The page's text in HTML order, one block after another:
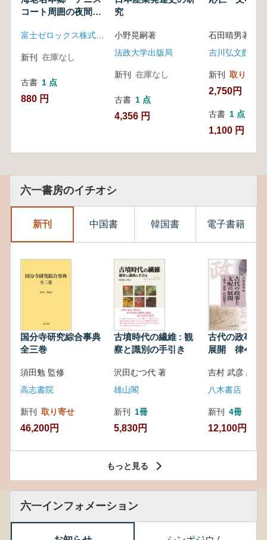
の事前調査
コート周囲の夜間照
水溝設置のための事
新刊 在庫なし
古書 1 点
880 円
究
小野晃嗣著
法政大学出版局
新刊 在庫なし
古書 1 点
4,356 円
石田晴男著
吉川弘文館
新刊 取り寄せ
2,750円
古書 1 点
1,100 円
六一書房のイチオシ
新刊 中国書 韓国書 電子書籍
国分寺研究綜合事典
全三巻
須田勉 監修
高志書院
新刊 取り寄せ
46,200円
古墳時代の繊維 : 観
察と識別の手引き
沢田むつ代 著
雄山閣
新刊 1冊
5,830円
古代の政事と
展開 律令・
吉村 武彦 編集
八木書店
新刊 4冊
12,100円
もっと見る
六一インフォメーション